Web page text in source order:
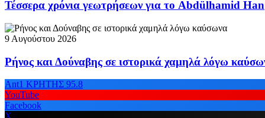
Τέσσερα χρόνια γεωτρήσεων για το Abdülhamid Han
9 Αυγούστου 2026
Ρήνος και Δούναβης σε ιστορικά χαμηλά λόγω
Ant1 ΚΡΗΤΗΣ 95.8
YouTube
Facebook